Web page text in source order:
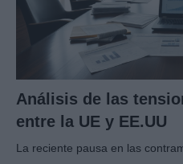
Análisis de las
entre la UE y EE.UU
La reciente pausa en las